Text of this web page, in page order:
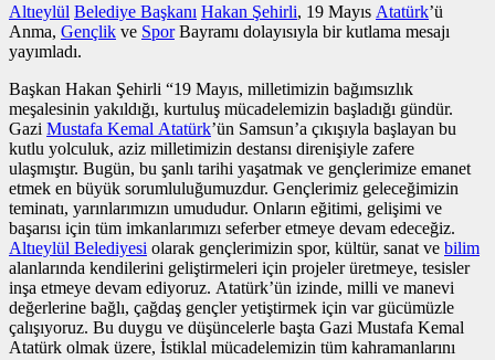
Altıeylül Belediye Başkanı Hakan Şehirli, 19 Mayıs Atatürk’ü
Anma, Gençlik ve SporBayramı dolayısıyla bir kutlama mesajı
yayımladı.
Başkan Hakan Şehirli “19 Mayıs, milletimizin bağımsızlık
meşalesinin yakıldığı, kurtuluş mücadelemizin başladığı gündür.
Gazi Mustafa Kemal Atatürk’ün Samsun’a çıkışıyla başlayan bu
kutlu yolculuk, aziz milletimizin destansı direnişiyle zafere
ulaşmıştır. Bugün, bu şanlı tarihi yaşatmak ve gençlerimize emanet
etmek en büyük sorumluluğumuzdur. Gençlerimiz geleceğimizin
teminatı, yarınlarımızın umududur. Onların eğitimi, gelişimi ve
başarısı için tüm imkanlarımızı seferber etmeye devam edeceğiz.
Altıeylül Belediyesi olarak gençlerimizin spor, kültür, sanat ve bilim
alanlarında kendilerini geliştirmeleri için projeler üretmeye, tesisler
inşa etmeye devam ediyoruz. Atatürk’ün izinde, milli ve manevi
değerlerine bağlı, çağdaş gençler yetiştirmek için var gücümüzle
çalışıyoruz. Bu duygu ve düşüncelerle başta Gazi Mustafa Kemal
Atatürk olmak üzere, İstiklal mücadelemizin tüm kahramanlarını